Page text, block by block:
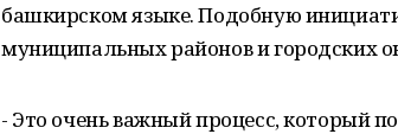
башкирском языке. Подобную
муниципальных районов и городских
- Это очень важный процесс, который